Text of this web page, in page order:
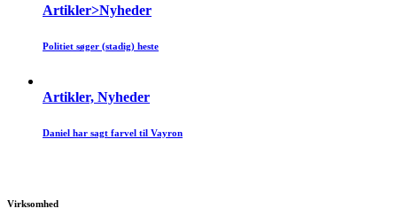
Artikler>Nyheder
Politiet søger (stadig) heste
Artikler, Nyheder
Daniel har sagt farvel til Vayron
Virksomhed